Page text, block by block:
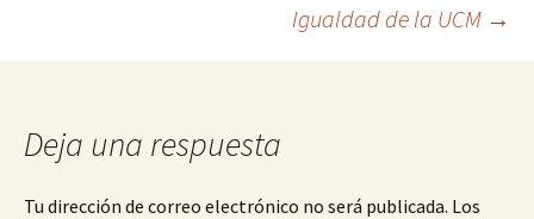
Igualdad de la UCM →
Deja una respuesta
Tu dirección de correo electrónico no será publicada. Los